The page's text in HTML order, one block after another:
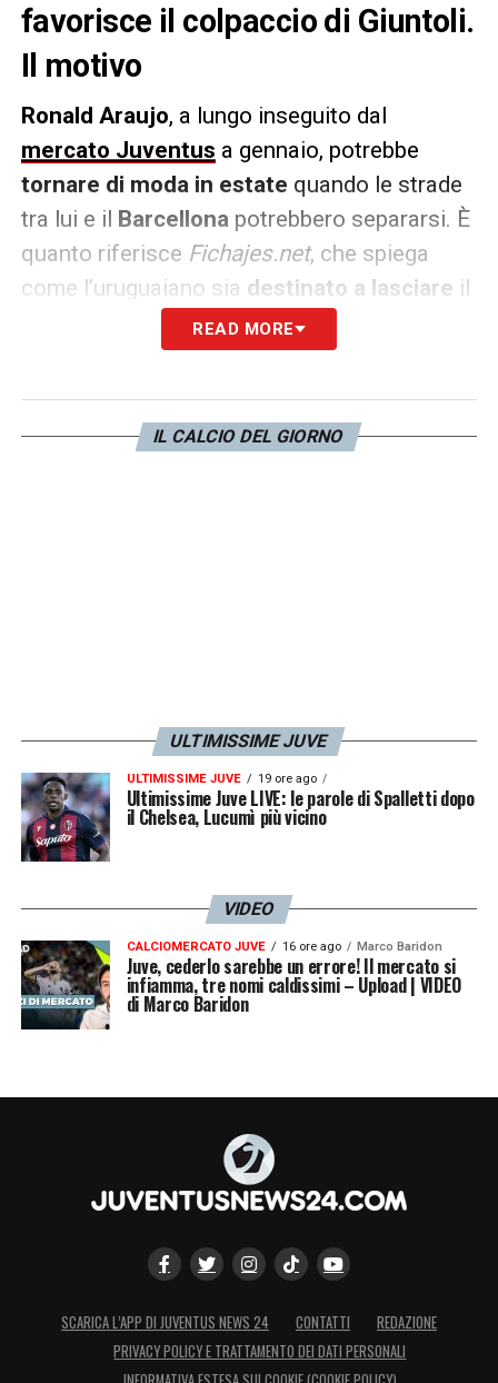
favorisce il colpaccio di Giuntoli.
Il motivo
Ronald Araujo, a lungo inseguito dal
mercato Juventus a gennaio, potrebbe
tornare di moda in estate quando le strade
tra lui e il Barcellona potrebbero separarsi. È
quanto riferisce Fichajes.net, che spiega
come l’uruguaiano sia destinato a lasciare il
club catalano: e c’è di più, ilBarça
già individuato ilsostituto.
stregato il Barcellona nel doppio confronto
READ MORE
IL CALCIO DEL GIORNO
ULTIMISSIME JUVE
ULTIMISSIME JUVE 19 ore ago
Ultimissime Juve LIVE: le parole di Spalletti dopo
il Chelsea, Lucumì più vicino
VIDEO
CALCIOMERCATO JUVE 16 ore ago Marco Baridon
Juve, cederlo sarebbe un errore! Il mercato si
infiamma, tre nomi caldissimi – Upload | VIDEO
di Marco Baridon
SCARICA L’APP DI JUVENTUS NEWS 24 CONTATTI
REDAZIONE
PRIVACY POLICY E TRATTAMENTO DEI DATI PERSONALI